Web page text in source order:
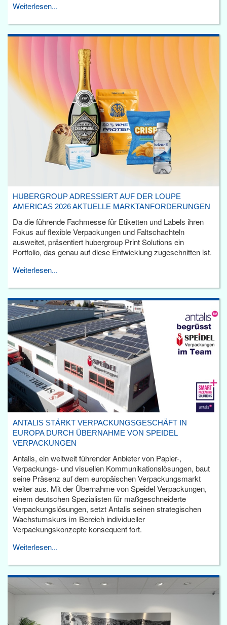
Weiterlesen...
HUBERGROUP ADRESSIERT AUF DER LOUPE
AMERICAS 2026 AKTUELLE MARKTANFORDERUNGEN
Da die führende Fachmesse für Etiketten und Labels ihren
Fokus auf flexible Verpackungen und Faltschachteln
ausweitet, präsentiert hubergroup Print Solutions ein
Portfolio, das genau auf diese Entwicklung zugeschnitten ist.
Weiterlesen...
ANTALIS STÄRKT VERPACKUNGSGESCHÄFT IN
EUROPA DURCH ÜBERNAHME VON SPEIDEL
VERPACKUNGEN
Antalis, ein weltweit führender Anbieter von Papier-,
Verpackungs- und visuellen Kommunikationslösungen, baut
seine Präsenz auf dem europäischen Verpackungsmarkt
weiter aus. Mit der Übernahme von Speidel Verpackungen,
einem deutschen Spezialisten für maßgeschneiderte
Verpackungslösungen, setzt Antalis seinen strategischen
Wachstumskurs im Bereich individueller
Verpackungskonzepte konsequent fort.
Weiterlesen...